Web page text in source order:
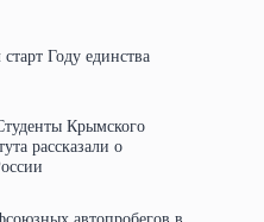
Году единства
Крымского
рассказали о